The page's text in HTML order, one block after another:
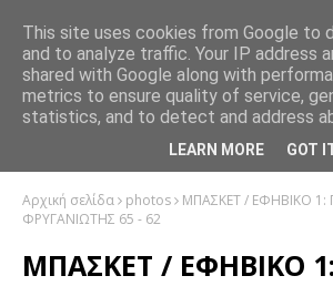
Αρχική σελίδα photos
ΜΠΑΣΚΕΤ / ΕΦΗΒΙΚΟ
ΦΡΥΓΑΝΙΩΤΗΣ 65 - 62
ΜΠΑΣΚΕΤ / ΕΦΗΒΙΚΟ
This site uses cookies from Google to
and to analyze traffic. Your IP address
shared with Google along with
metrics to ensure quality of service,
statistics, and to detect and address
LEARN MORE GOT